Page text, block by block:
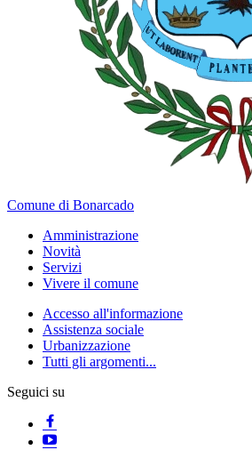
Comune di Bonarcado
Amministrazione
Novità
Servizi
Vivere il comune
Accesso all'informazione
Assistenza sociale
Urbanizzazione
Tutti gli argomenti...
Seguici su